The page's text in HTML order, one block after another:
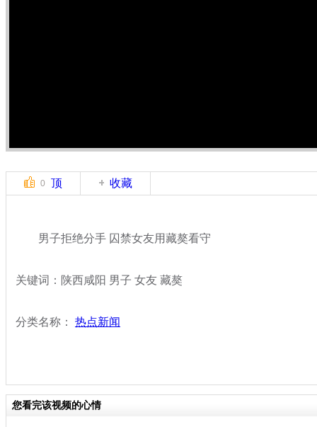
0 顶 收藏
男子拒绝分手 囚禁女友用藏獒看守
关键词：陕西咸阳 男子 女友 藏獒
分类名称： 热点新闻
您看完该视频的心情